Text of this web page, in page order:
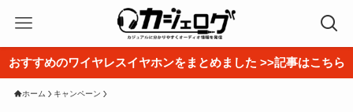
おすすめのワイヤレスイヤホンをまとめました >>記事はこちら
ホーム キャンペーン